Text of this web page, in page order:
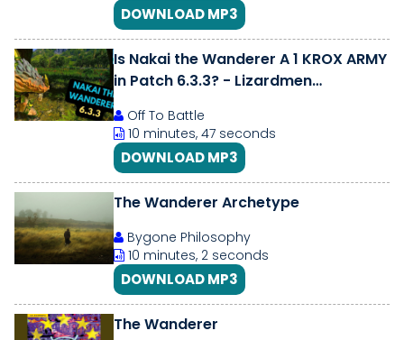
DOWNLOAD MP3
Is Nakai the Wanderer A 1 KROX ARMY
in Patch 6.3.3? - Lizardmen
Off To Battle
10 minutes, 47 seconds
DOWNLOAD MP3
The Wanderer Archetype
Bygone Philosophy
10 minutes, 2 seconds
DOWNLOAD MP3
The Wanderer